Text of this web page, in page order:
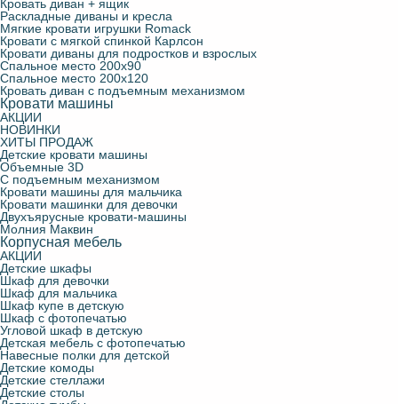
Кровать диван + ящик
Раскладные диваны и кресла
Мягкие кровати игрушки Romack
Кровати с мягкой спинкой Карлсон
Кровати диваны для подростков и взрослых
Спальное место 200х90
Спальное место 200х120
Кровать диван с подъемным механизмом
Кровати машины
АКЦИИ
НОВИНКИ
ХИТЫ ПРОДАЖ
Детские кровати машины
Объемные 3D
С подъемным механизмом
Кровати машины для мальчика
Кровати машинки для девочки
Двухъярусные кровати-машины
Молния Маквин
Корпусная мебель
АКЦИИ
Детские шкафы
Шкаф для девочки
Шкаф для мальчика
Шкаф купе в детскую
Шкаф с фотопечатью
Угловой шкаф в детскую
Детская мебель с фотопечатью
Навесные полки для детской
Детские комоды
Детские стеллажи
Детские столы